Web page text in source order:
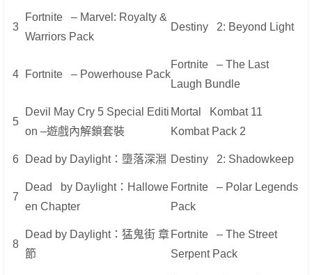
3
Fortnite – Marvel: Royalty &
Warriors Pack
Destiny 2: Beyond Light
4 Fortnite – Powerhouse Pack
Fortnite – The Last
Laugh Bundle
5
Devil May Cry 5 Special Editi
on –遊戲內解鎖套裝
Mortal Kombat 11
Kombat Pack 2
6 Dead by Daylight：墮落深淵 Destiny 2: Shadowkeep
7
Dead by Daylight：Hallowe
en Chapter
Fortnite – Polar Legends
Pack
8
Dead by Daylight：猛鬼街 章
節
Fortnite – The Street
Serpent Pack